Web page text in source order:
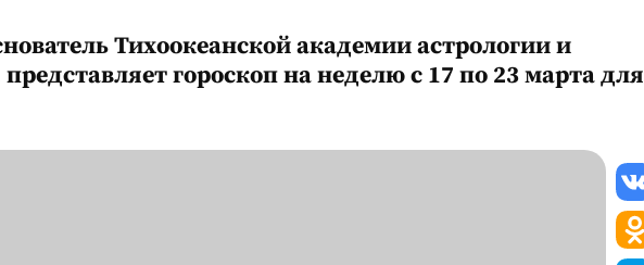
Тихоокеанской академии астрологии и
гороскоп на неделю с 17 по 23 марта для